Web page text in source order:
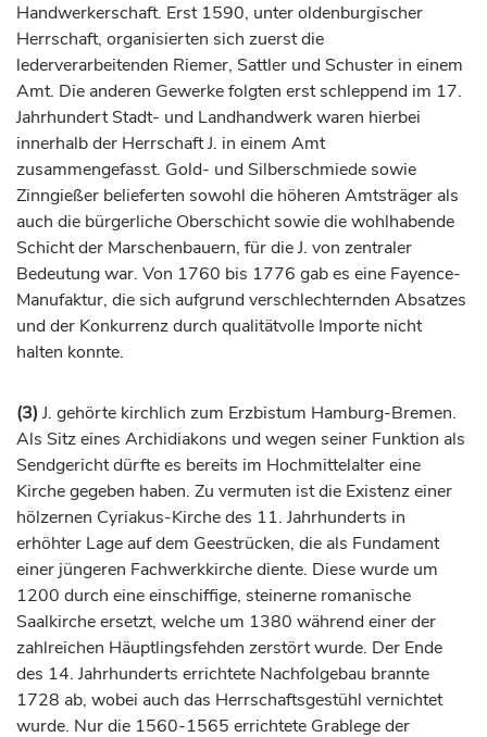
Handwerkerschaft. Erst 1590, unter oldenburgischer
Herrschaft, organisierten sich zuerst die
lederverarbeitenden Riemer, Sattler und Schuster in einem
Amt. Die anderen Gewerke folgten erst schleppend im 17.
JahrhundertStadt- und Landhandwerk waren hierbei
innerhalb der Herrschaft J. in einem Amt
zusammengefasst. Gold- und Silberschmiede sowie
Zinngießer belieferten sowohl die höheren Amtsträger als
auch die bürgerliche Oberschicht sowie die wohlhabende
Schicht der Marschenbauern, für die J. von zentraler
Bedeutung war. Von 1760 bis 1776 gab es eine Fayence-
Manufaktur, die sich aufgrund verschlechternden Absatzes
und der Konkurrenz durch qualitätvolle Importe nicht
halten konnte.
(3) J. gehörte kirchlich zum Erzbistum Hamburg-Bremen.
Als Sitz eines Archidiakons und wegen seiner Funktion als
Sendgericht dürfte es bereits im Hochmittelalter eine
Kirche gegeben haben. Zu vermuten ist die Existenz einer
hölzernen Cyriakus-Kirche des 11. Jahrhunderts in
erhöhter Lage auf dem Geestrücken, die als Fundament
einer jüngeren Fachwerkkirche diente. Diese wurde um
1200 durch eine einschiffige, steinerne romanische
Saalkirche ersetzt, welche um 1380 während einer der
zahlreichen Häuptlingsfehden zerstört wurde. Der Ende
des 14. Jahrhunderts errichtete Nachfolgebau brannte
1728 ab, wobei auch das Herrschaftsgestühl vernichtet
wurde. Nur die 1560-1565 errichtete Grablege der